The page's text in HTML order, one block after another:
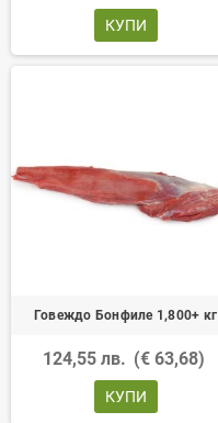
КУПИ
Говеждо Бонфиле 1,800+ кг
124,55 лв. (€ 63,68)
КУПИ